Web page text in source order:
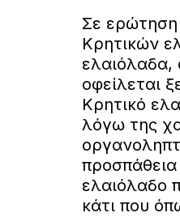
Σε ερώτηση
Κρητικών
οφείλεται
Κρητικό
λόγω της
προσπάθεια
ελαιόλαδο
κάτι που